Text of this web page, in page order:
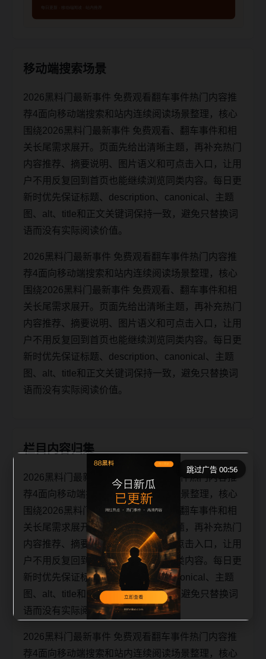
移动端搜索场景
2026黑料门最新事件 免费观看翻车事件热门内容推
荐4面向移动端搜索和站内连续阅读场景整理，核心
围绕2026黑料门最新事件 免费观看、翻车事件和相
关长尾需求展开。页面先给出清晰主题，再补充热门
内容推荐、摘要说明、图片语义和可点击入口，让用
户不用反复回到首页也能继续浏览同类内容。每日更
新时优先保证标题、description、canonical、主题
图、alt、title和正文关键词保持一致，避免只替换词
语而没有实际阅读价值。
2026黑料门最新事件 免费观看翻车事件热门内容推
荐4面向移动端搜索和站内连续阅读场景整理，核心
围绕2026黑料门最新事件 免费观看、翻车事件和相
关长尾需求展开。页面先给出清晰主题，再补充热门
内容推荐、摘要说明、图片语义和可点击入口，让用
户不用反复回到首页也能继续浏览同类内容。每日更
新时优先保证标题、description、canonical、主题
图、alt、title和正文关键词保持一致，避免只替换词
语而没有实际阅读价值。
栏目内容归集
2026黑料门最新事件 免费观看翻车事件热门内容推
荐4面向移动端搜索和站内连续阅读场景整理，核心
围绕2026黑料门最新事件 免费观看、翻车事件和相
关长尾需求展开。页面先给出清晰主题，再补充热门
内容推荐、摘要说明、图片语义和可点击入口，让用
户不用反复回到首页也能继续浏览同类内容。每日更
新时优先保证标题、description、canonical、主题
图、alt、title和正文关键词保持一致，避免只替换词
语而没有实际阅读价值。
2026黑料门最新事件 免费观看翻车事件热门内容推
荐4面向移动端搜索和站内连续阅读场景整理，核心
跳过广告 00:56